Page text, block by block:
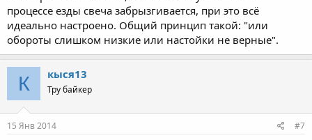
процессе езды свеча забрызгивается, при это всё
идеально настроено. Общий принцип такой: "или
обороты слишком низкие или настойки не верные".
К кыся13
Тру байкер
15 Янв 2014 #7